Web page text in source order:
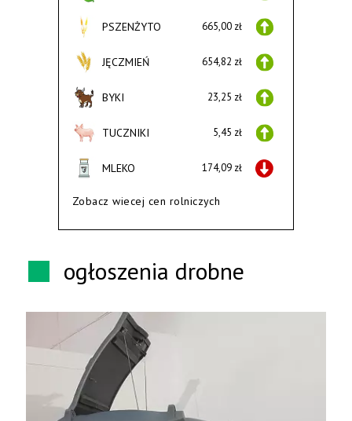
PSZENŻYTO 665,00 zł
JĘCZMIEŃ 654,82 zł
BYKI 23,25 zł
TUCZNIKI 5,45 zł
MLEKO 174,09 zł
Zobacz wiecej cen rolniczych
ogłoszenia drobne